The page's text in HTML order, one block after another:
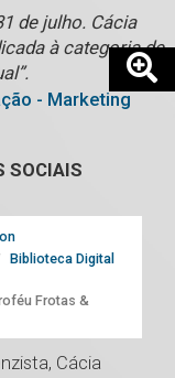
de julho. Cácia
à categoria de
- Marketing
SOCIAIS
Biblioteca Digital
Frotas &
Cácia